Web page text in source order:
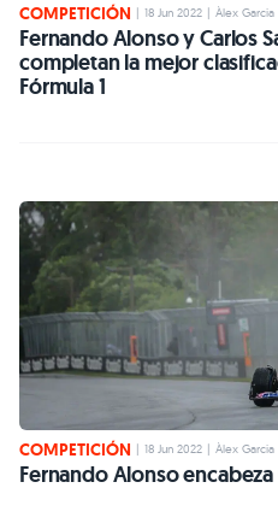
COMPETICIÓN 18 Jun 2022 Àlex Garcia
Fernando Alonso y Carlos
completan la mejor
Fórmula 1
COMPETICIÓN 18 Jun 2022 Àlex Garcia
Fernando Alonso